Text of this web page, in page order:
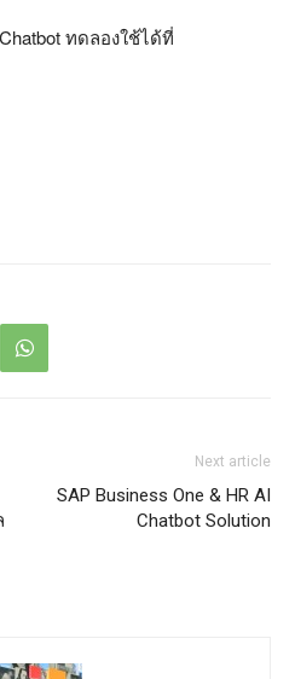
ทดลองใช้ได้ที่
Next article
SAP Business One & HR AI
Chatbot Solution